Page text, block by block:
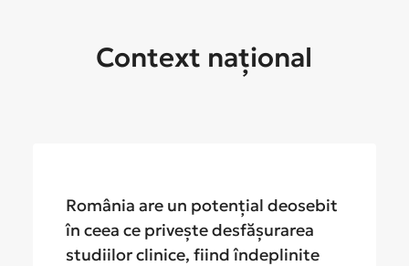
Context național
România are un potențial deosebit
în ceea ce privește desfășurarea
studiilor clinice, fiind îndeplinite